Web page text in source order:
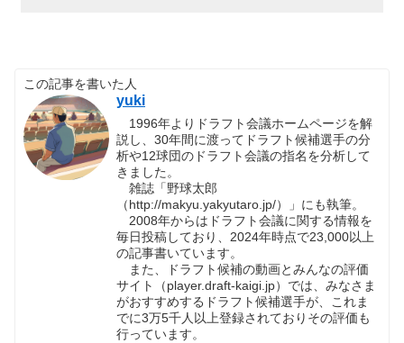
この記事を書いた人
yuki
1996年よりドラフト会議ホームページを解
説し、30年間に渡ってドラフト候補選手の分
析や12球団のドラフト会議の指名を分析して
きました。
雑誌「野球太郎
（http://makyu.yakyutaro.jp/）」にも執筆。
2008年からはドラフト会議に関する情報を
毎日投稿しており、2024年時点で23,000以上
の記事書いています。
また、ドラフト候補の動画とみんなの評価
サイト（player.draft-kaigi.jp）では、みなさま
がおすすめするドラフト候補選手が、これま
でに3万5千人以上登録されておりその評価も
行っています。